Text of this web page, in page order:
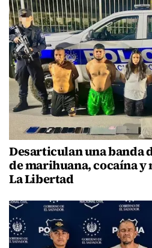
Desarticulan una banda
de marihuana, cocaína
La Libertad